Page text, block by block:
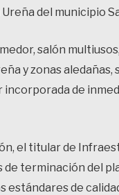
del municipio
salón
y zonas
de
el titular de
terminación del
de